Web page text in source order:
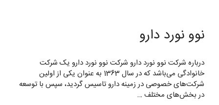
نوو نورد دارو
درباره شرکت نوو نورد دارو شرکت نوو نورد دارو یک شرکت
خانوادگی می‌باشد که در سال 1363 به عنوان یکی از اولین
شرکت‌های خصوصی در زمینه دارو تاسیس گردید، سپس با توسعه
در بخش‌های مختلف …